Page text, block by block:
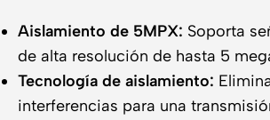
Aislamiento de 5MPX: Soporta
de alta resolución de hasta 5
Tecnología de aislamiento:
interferencias para una